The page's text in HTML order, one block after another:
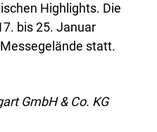
Highlights. Die
bis 25. Januar
statt.
GmbH & Co. KG